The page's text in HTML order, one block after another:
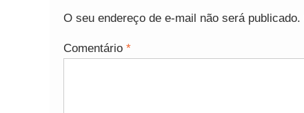
O seu endereço de e-mail não será publicado.
Comentário *